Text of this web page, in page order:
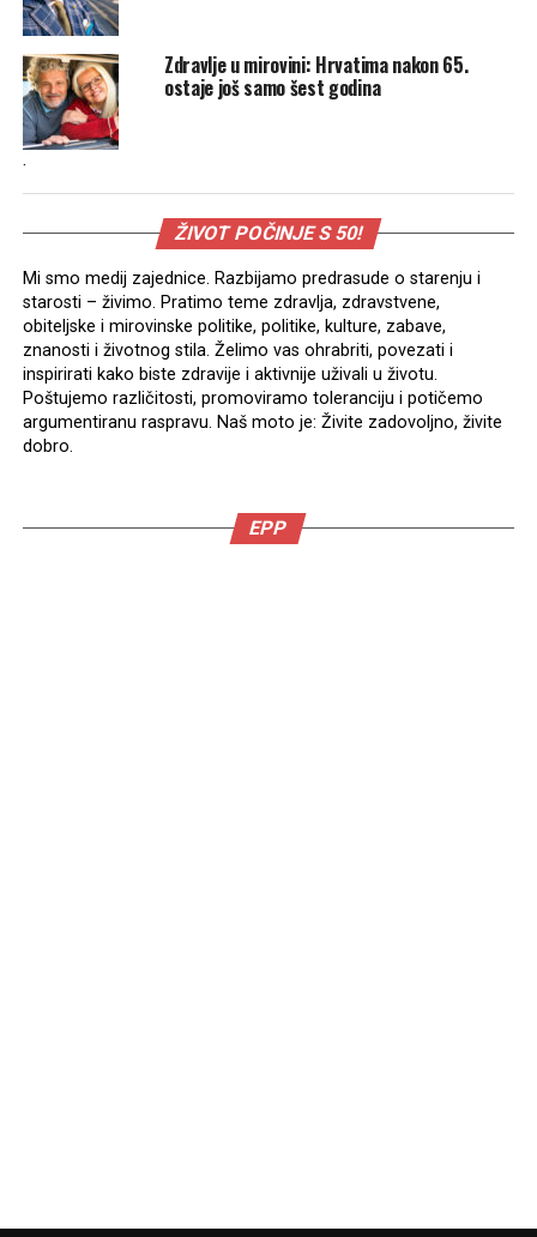
Zdravlje u mirovini: Hrvatima nakon 65.
ostaje još samo šest godina
.
ŽIVOT POČINJE S 50!
Mi smo medij zajednice. Razbijamo predrasude o starenju i
starosti – živimo. Pratimo teme zdravlja, zdravstvene,
obiteljske i mirovinske politike, politike, kulture, zabave,
znanosti i životnog stila. Želimo vas ohrabriti, povezati i
inspirirati kako biste zdravije i aktivnije uživali u životu.
Poštujemo različitosti, promoviramo toleranciju i potičemo
argumentiranu raspravu. Naš moto je: Živite zadovoljno, živite
dobro.
EPP